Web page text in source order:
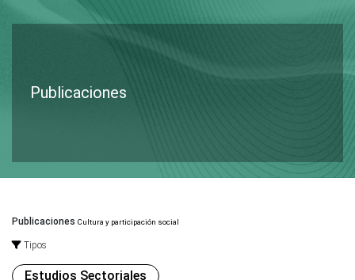
Publicaciones
Publicaciones Cultura y participación social
Tipos
Estudios Sectoriales